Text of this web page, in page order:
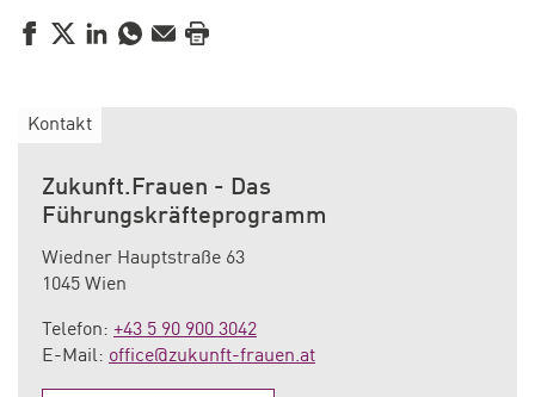
Facebook
TwitterLinkedIn
WhatsApp
E-MailDrucken
Kontakt
Zukunft.Frauen - Das
Führungskräfteprogramm
Wiedner Hauptstraße 63
1045 Wien
Telefon: +43 5 90 900 3042
E-Mail: office@zukunft-frauen.at